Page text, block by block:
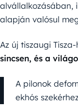
alvállalkozásában,
alapján valósul
Az új tiszaugi
sincsen, és a
A pilonok
ekhós